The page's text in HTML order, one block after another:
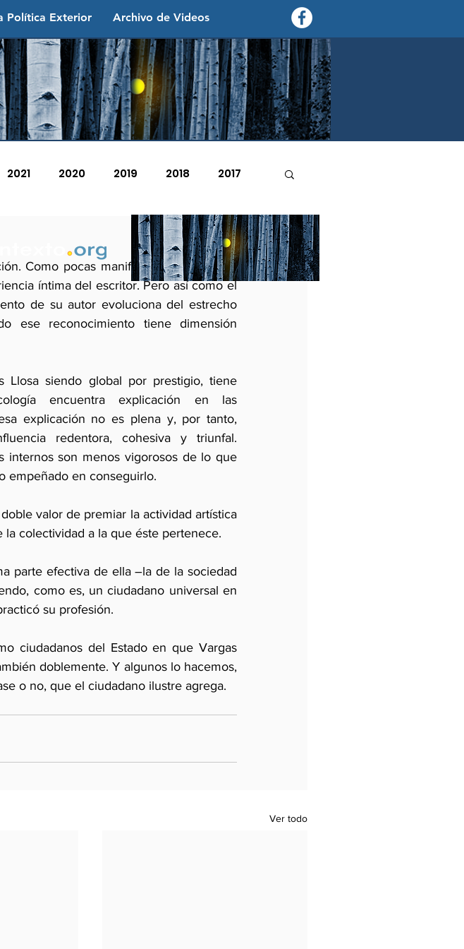
Política Exterior Archivo de Videos
contexto - politica exterior
2021 2020 2019 2018 2017
2007 2006
Como pocas manifestaciones del arte
íntima del escritor. Pero así como el
de su autor evoluciona del estrecho
ese reconocimiento tiene dimensión
Llosa siendo global por prestigio, tiene
encuentra explicación en las
explicación no es plena y, por tanto,
redentora, cohesiva y triunfal.
internos son menos vigorosos de lo que
empeñado en conseguirlo.
valor de premiar la actividad artística
colectividad a la que éste pertenece.
parte efectiva de ella –la de la sociedad
como es, un ciudadano universal en
su profesión.
ciudadanos del Estado en que Vargas
doblemente. Y algunos lo hacemos,
o no, que el ciudadano ilustre agrega.
Ver todo